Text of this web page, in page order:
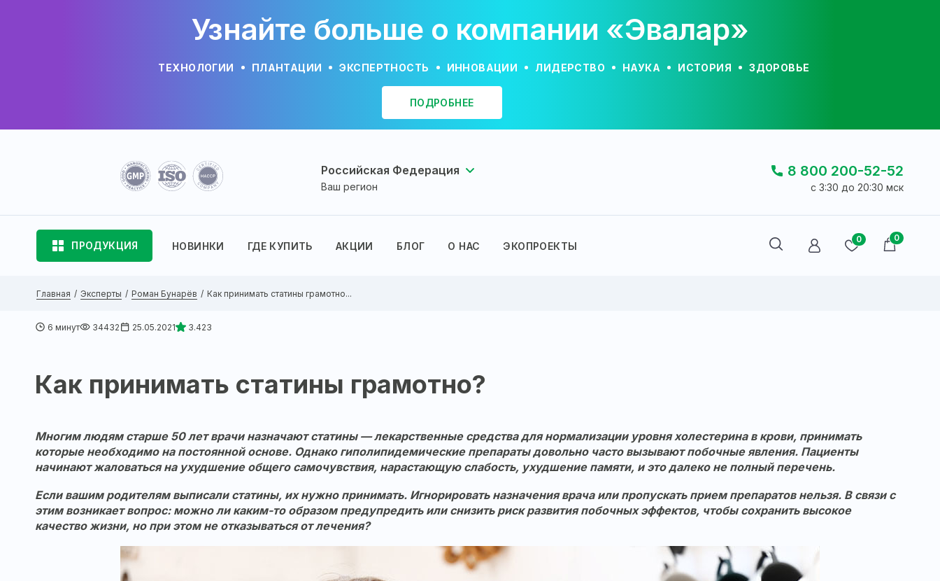
Узнайте больше о компании «Эвалар»
ТЕХНОЛОГИИ ПЛАНТАЦИИ ЭКСПЕРТНОСТЬ ИННОВАЦИИ ЛИДЕРСТВО НАУКА ИСТОРИЯ ЗДОРОВЬЕ
ПОДРОБНЕЕ
Российская Федерация
Ваш регион
8 800 200-52-52
c 3:30 до 20:30 мск
ПРОДУКЦИЯ НОВИНКИ ГДЕ КУПИТЬ АКЦИИ БЛОГ О НАС ЭКОПРОЕКТЫ
0 0
Главная Эксперты Роман Бунарёв Как принимать статины грамотно...
6 минут 34432 25.05.2021 3.423
Как принимать статины грамотно?
Многим людям старше 50 лет врачи назначают статины — лекарственные средства для нормализации уровня холестерина в крови, принимать
которые необходимо на постоянной основе. Однако гиполипидемические препараты довольно часто вызывают побочные явления. Пациенты
начинают жаловаться на ухудшение общего самочувствия, нарастающую слабость, ухудшение памяти, и это далеко не полный перечень.
Если вашим родителям выписали статины, их нужно принимать. Игнорировать назначения врача или пропускать прием препаратов нельзя. В связи с
этим возникает вопрос: можно ли каким-то образом предупредить или снизить рискразвитияпобочных эффектов, чтобы сохранить высокое
качество жизни, но при этом не отказываться от лечения?